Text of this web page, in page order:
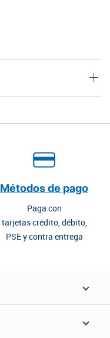
Métodos de pago
Paga con
tarjetas crédito, débito,
PSE y contra entrega